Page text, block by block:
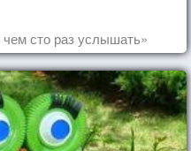
сто раз услышать»